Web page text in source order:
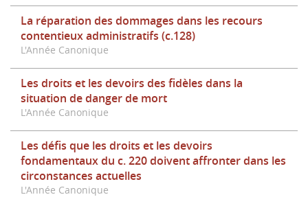
La réparation des dommages dans les recours
contentieux administratifs (c.128)
L'Année Canonique
Les droits et les devoirs des fidèles dans la
situation de danger de mort
L'Année Canonique
Les défis que les droits et les devoirs
fondamentaux du c. 220 doivent affronter dans les
circonstances actuelles
L'Année Canonique